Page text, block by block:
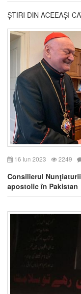
ȘTIRI DIN ACEEAȘI
16 Iun 2023 2249
Consilierul
apostolic în Pakistan